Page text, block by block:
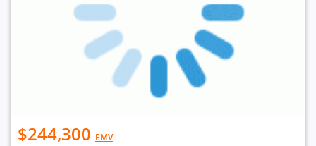
$244,300 EMV